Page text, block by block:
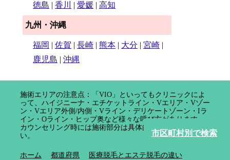
市区町村別で検索
徳島 | 香川 | 愛媛 | 高知
九州・沖縄
福岡 | 佐賀 | 長崎 | 熊本 | 大分 | 宮崎 |
鹿児島 | 沖縄
施術エリアの注意点：「VIO」といってもクリニックによ
って、ハイジニーナ・エチケットライン・Vエリア・Vゾー
ン・Vエリア外側/内側・Vライン・デリケートゾーン・Iラ
イン・Oライン・ヒップ奥など様々な呼び方があります。
カウンセリング時には施術部分は具体的に確認してくださ
い。
ホーム 都道府県 医療脱毛とエステ脱毛の違い